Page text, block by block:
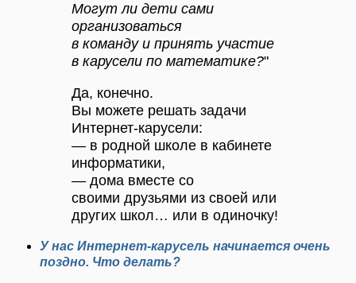
Могут ли дети сами
организоваться
в команду и принять участие
в карусели по математике?"
Да, конечно.
Вы можете решать задачи
Интернет-карусели:
— в родной школе в кабинете
информатики,
— дома вместе со
своими друзьями из своей или
других школ… или в одиночку!
У нас Интернет-карусель начинается очень
поздно. Что делать?